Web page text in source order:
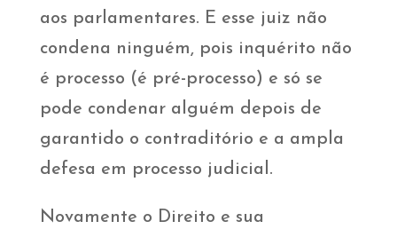
aos parlamentares. E esse juiz não
condena ninguém, pois inquérito não
é processo (é pré-processo) e só se
pode condenar alguém depois de
garantido o contraditório e a ampla
defesa em processo judicial.
Novamente o Direito e sua